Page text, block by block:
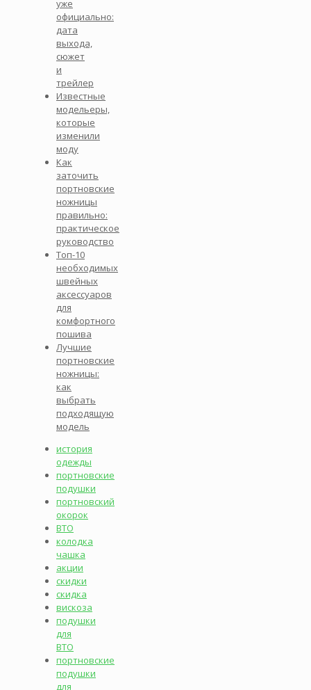
уже
официально:
дата
выхода,
сюжет
и
трейлер
Известные
модельеры,
которые
изменили
моду
Как
заточить
портновские
ножницы
правильно:
практическое
руководство
Топ-10
необходимых
швейных
аксессуаров
для
комфортного
пошива
Лучшие
портновские
ножницы:
как
выбрать
подходящую
модель
история
одежды
портновские
подушки
портновский
окорок
ВТО
колодка
чашка
акции
скидки
скидка
вискоза
подушки
для
ВТО
портновские
подушки
для